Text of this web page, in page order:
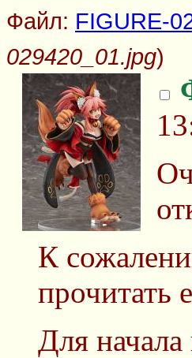
Файл: FIGURE-
029420_01.jpg)
К
прочитать
Для начала